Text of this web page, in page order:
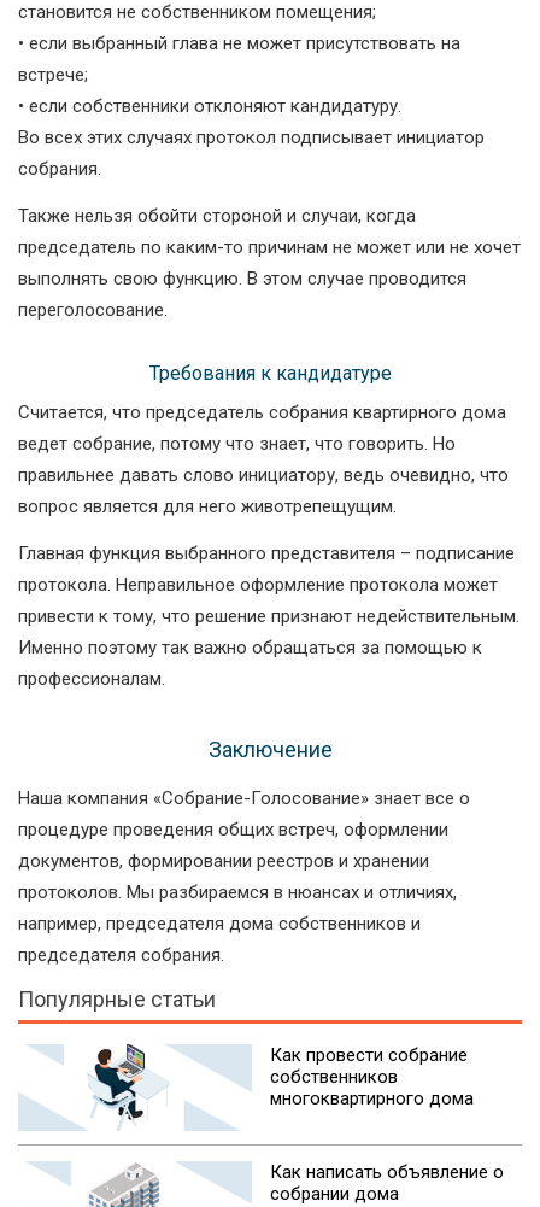
становится не собственником помещения;
• если выбранный глава не может присутствовать на
встрече;
• если собственники отклоняют кандидатуру.
Во всех этих случаях протокол подписывает инициатор
собрания.
Также нельзя обойти стороной и случаи, когда
председатель по каким-то причинам не может или не хочет
выполнять свою функцию. В этом случае проводится
переголосование.
Требования к кандидатуре
Считается, что председатель собрания квартирного дома
ведет собрание, потому что знает, что говорить. Но
правильнее давать слово инициатору, ведь очевидно, что
вопрос является для него животрепещущим.
Главная функция выбранного представителя – подписание
протокола. Неправильное оформление протокола может
привести к тому, что решение признают недействительным.
Именно поэтому так важно обращаться за помощью к
профессионалам.
Заключение
Наша компания «Собрание-Голосование» знает все о
процедуре проведения общих встреч, оформлении
документов, формировании реестров и хранении
протоколов. Мы разбираемся в нюансах и отличиях,
например, председателя дома собственников и
председателя собрания.
Популярные статьи
Как провести собрание
собственников
многоквартирного дома
Как написать объявление о
собрании дома